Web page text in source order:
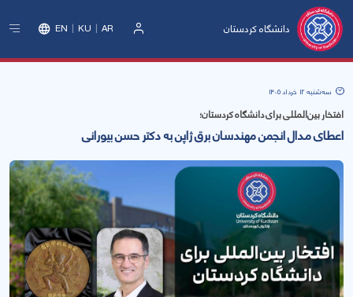
دانشگاه کردستان EN KU AR
سه‌شنبه 12 خرداد 1405
افتخار بین‌المللی برای دانشگاه کردستان؛
اعطای مدال انجمن مهندسان برق ژاپن به دکتر حسن بیورانی